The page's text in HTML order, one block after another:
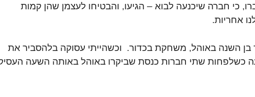
כי חברה שיכנעה לבוא – הגיעו, והבטיחו לעצמן שהן קמות
אחריות.
בן השנה באוהל, משחקת בכדור. וכשהייתי עסוקה בלהסביר את
כשלפחות שתי חברות כנסת שביקרו באוהל באותה השעה